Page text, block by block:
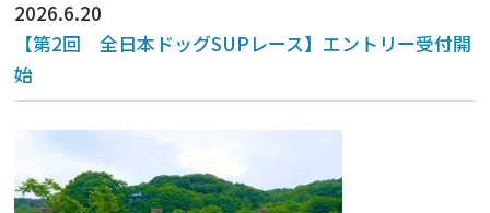
2026.6.20
【第2回 全日本ドッグSUPレース】エントリー受付開
始